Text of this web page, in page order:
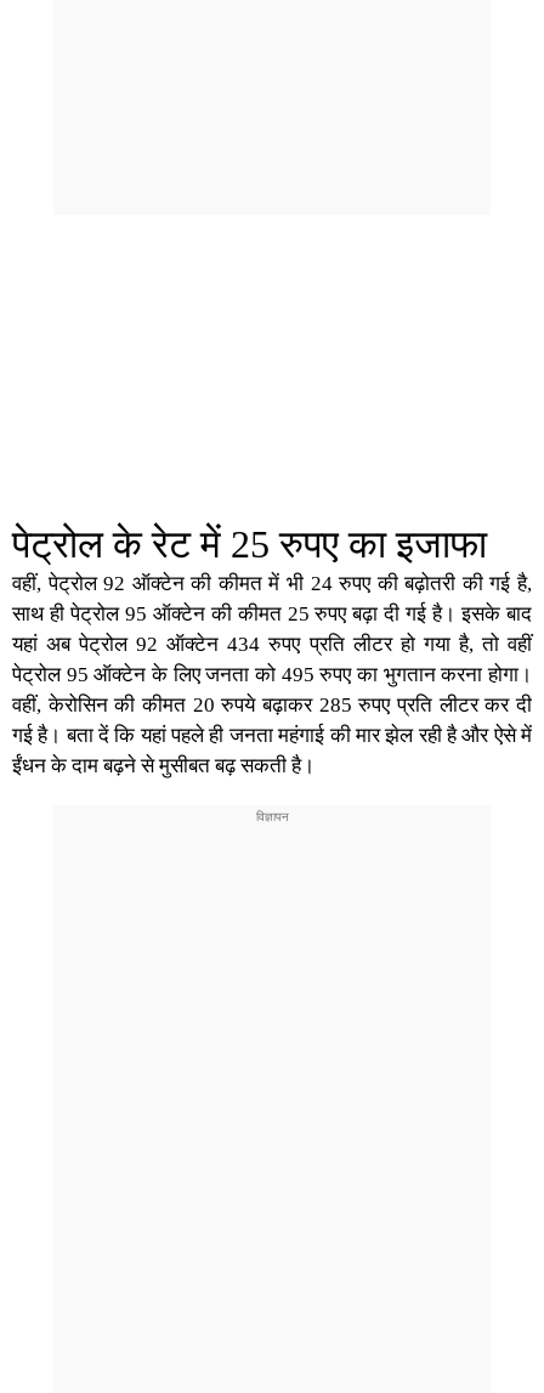
पेट्रोल के रेट में 25 रुपए का इजाफा
वहीं, पेट्रोल 92 ऑक्टेन की कीमत में भी 24 रुपए की बढ़ोतरी की गई है,
साथ ही पेट्रोल 95 ऑक्टेन की कीमत 25 रुपए बढ़ा दी गई है। इसके बाद
यहां अब पेट्रोल 92 ऑक्टेन 434 रुपए प्रति लीटर हो गया है, तो वहीं
पेट्रोल 95 ऑक्टेन के लिए जनता को 495 रुपए का भुगतान करना होगा।
वहीं, केरोसिन की कीमत 20 रुपये बढ़ाकर 285 रुपए प्रति लीटर कर दी
गई है। बता दें कि यहां पहले ही जनता महंगाई की मार झेल रही है और ऐसे में
ईंधन के दाम बढ़ने से मुसीबत बढ़ सकती है।